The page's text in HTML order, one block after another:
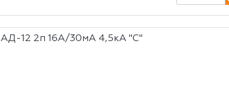
АД-12 2п 16А/30мА 4,5кА "С"